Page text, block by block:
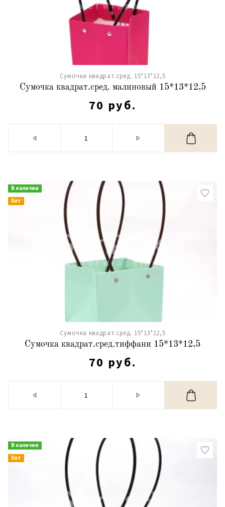
Сумочка квадрат.сред. 15*13*12,5
Сумочка квадрат.сред. малиновый 15*13*12,5
70 руб.
В наличии
Хит
Сумочка квадрат.сред. 15*13*12,5
Сумочка квадрат.сред.тиффани 15*13*12,5
70 руб.
В наличии
Хит